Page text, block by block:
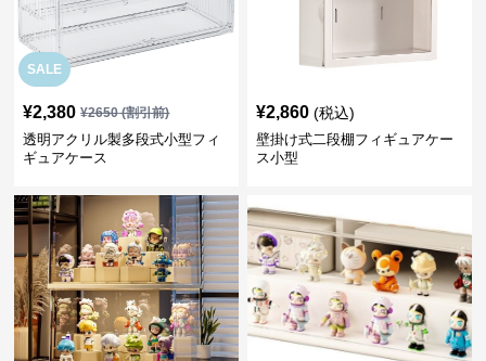
SALE
¥2,380 ¥2650(割引前)
透明アクリル製多段式小型フィ
ギュアケース
¥2,860 (税込)
壁掛け式二段棚フィギュアケー
ス小型